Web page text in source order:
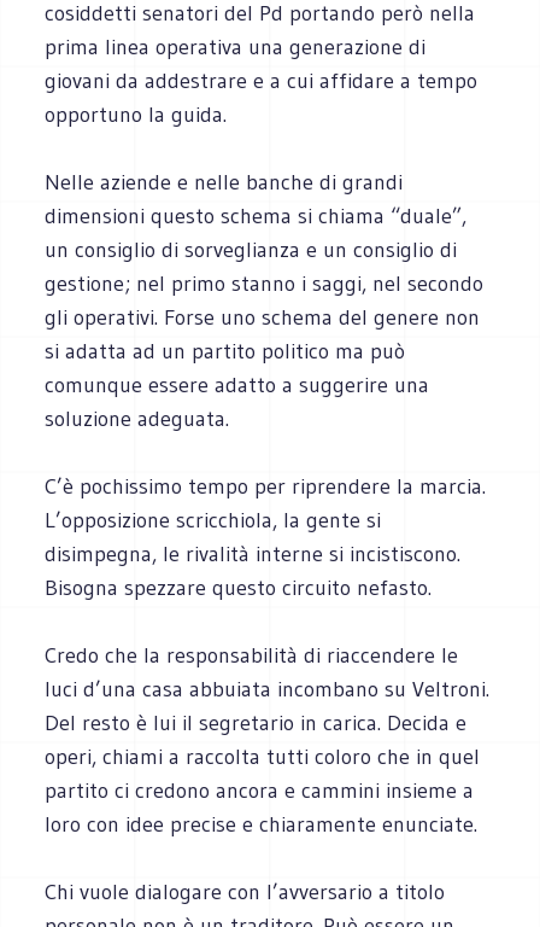
cosiddetti senatori del Pd portando però nella
prima linea operativa una generazione di
giovani da addestrare e a cui affidare a tempo
opportuno la guida.
Nelle aziende e nelle banche di grandi
dimensioni questo schema si chiama “duale”,
un consiglio di sorveglianza e un consiglio di
gestione; nel primo stanno i saggi, nel secondo
gli operativi. Forse uno schema del genere non
si adatta ad un partito politico ma può
comunque essere adatto a suggerire una
soluzione adeguata.
C’è pochissimo tempo per riprendere la marcia.
L’opposizione scricchiola, la gente si
disimpegna, le rivalità interne si incistiscono.
Bisogna spezzare questo circuito nefasto.
Credo che la responsabilità di riaccendere le
luci d’una casa abbuiata incombano su Veltroni.
Del resto è lui il segretario in carica. Decida e
operi, chiami a raccolta tutti coloro che in quel
partito ci credono ancora e cammini insieme a
loro con idee precise e chiaramente enunciate.
Chi vuole dialogare con l’avversario a titolo